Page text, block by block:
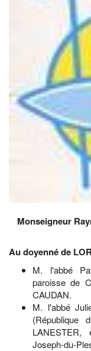
Monseigneur
Au doyenné de
M. l'abbé
paroisse de
CAUDAN.
M. l'abbé
Joseph-du-